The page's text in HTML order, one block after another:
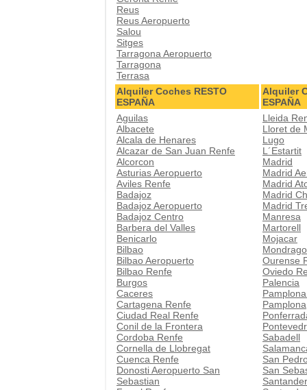
Reus
Reus Aeropuerto
Salou
Sitges
Tarragona Aeropuerto
Tarragona
Terrasa
Alquiler Coches RESTO
ESPAÑA
Alquiler
ESPAÑA
Aguilas
Albacete
Alcala de Henares
Alcazar de San Juan Renfe
Alcorcon
Asturias Aeropuerto
Aviles Renfe
Badajoz
Badajoz Aeropuerto
Badajoz Centro
Barbera del Valles
Benicarlo
Bilbao
Bilbao Aeropuerto
Bilbao Renfe
Burgos
Caceres
Cartagena Renfe
Ciudad Real Renfe
Conil de la Frontera
Cordoba Renfe
Cornella de Llobregat
Cuenca Renfe
Donosti Aeropuerto San
Sebastian
Lleida
Lloret de
Lugo
L´Estartit
Madrid
Madrid
Madrid
Madrid
Madrid
Manresa
Martorell
Mojacar
Ourense
Oviedo
Palencia
Pamplona
Sabadell
San
San